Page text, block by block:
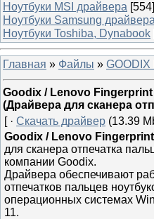
Ноутбуки MSI драйвера [554]
Ноутбуки Samsung драйвера
Ноутбуки Toshiba, Dynabook
Главная » Файлы » GOODIX
Goodix / Lenovo Fingerprint
(Драйвера для сканера
[ · Скачать драйвер (13.39
Goodix / Lenovo
для сканера отпечатка
компании Goodix.
Драйвера обеспечивают
отпечатков пальцев
операционных системах
11.